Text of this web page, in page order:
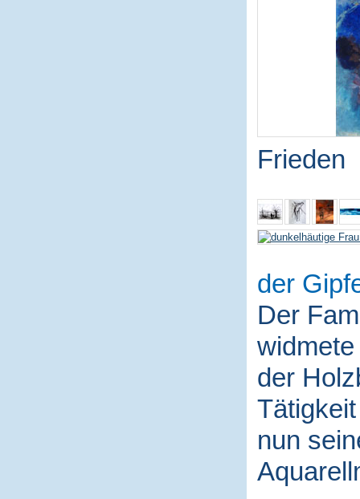
Frieden
der
Der
der
nun